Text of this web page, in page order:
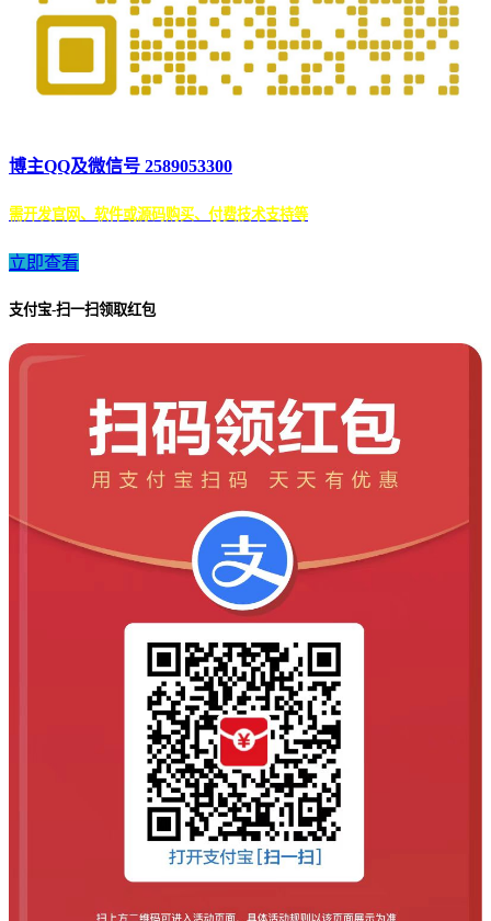
博主QQ及微信号 2589053300
需开发官网、软件或源码购买、付费技术支持等
立即查看
支付宝-扫一扫领取红包